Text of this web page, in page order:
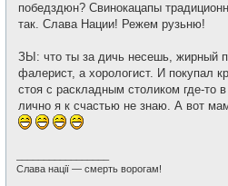
победздюн? Свинокацапы
так. Слава Нации! Режем рузьню!
ЗЫ: что ты за дичь несешь, жирный
фалерист, а хорологист. И покупал
стоя с раскладным столиком где-то
лично я к счастью не знаю. А вот
Слава нації — смерть ворогам!